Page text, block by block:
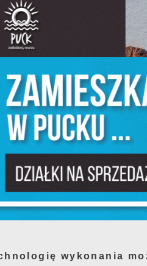
Szpitala w
w lewo Nowy
Nowy Świat 2, 4,
z ul.
Konkol, piekarni
parking dla
Polskiego przy
wykonania